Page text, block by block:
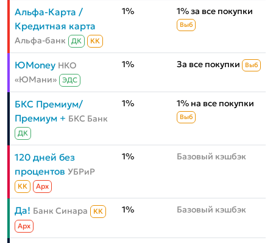
Альфа-Карта /
Кредитная карта
Альфа-банк ДК КК
1% 1% за все покупки
Выб
ЮMoney НКО
«ЮМани»
ЭДС
1% За все покупки Выб
БКС Премиум/
Премиум + БКС Банк
ДК
1% 1% на все покупки
Выб
120 дней без
процентов УБРиР
КК Aрх
1% Базовый кэшбэк
Да! Банк Синара
КК
Aрх
1% Базовый кэшбэк